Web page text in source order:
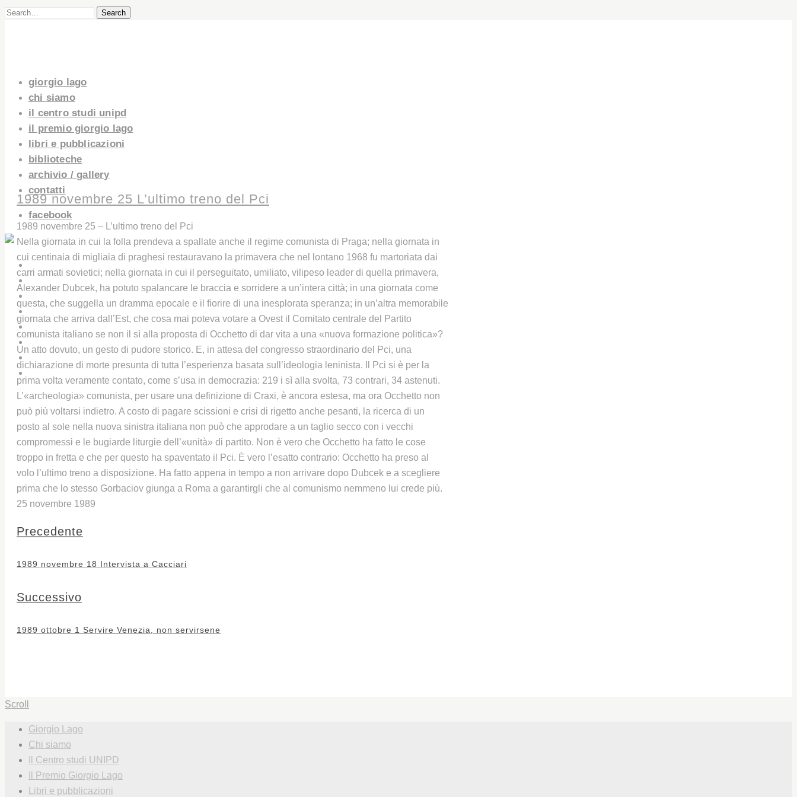
Search
giorgio lago
chi siamo
il centro studi unipd
il premio giorgio lago
libri e pubblicazioni
biblioteche
archivio / gallery
contatti
facebook
GIORGIO LAGO
IL CENTRO STUDI UNIPD
IL PREMIO GIORGIO LAGO
ARCHIVIO / GALLERY
1989 novembre 25 L’ultimo treno del Pci
1989 novembre 25 – L’ultimo treno del Pci
Nella giornata in cui la folla prendeva a spallate anche il regime comunista di Praga; nella giornata in
cui centinaia di migliaia di praghesi restauravano la primavera che nel lontano 1968 fu martoriata dai
carri armati sovietici; nella giornata in cui il perseguitato, umiliato, vilipeso leader di quella primavera,
Alexander Dubcek, ha potuto spalancare le braccia e sorridere a un’intera città; in una giornata come
questa, che suggella un dramma epocale e il fiorire di una inesplorata speranza; in un’altra memorabile
giornata che arriva dall’Est, che cosa mai poteva votare a Ovest il Comitato centrale del Partito
comunista italiano se non il sì alla proposta di Occhetto di dar vita a una «nuova formazione politica»?
Un atto dovuto, un gesto di pudore storico. E, in attesa del congresso straordinario del Pci, una
dichiarazione di morte presunta di tutta l’esperienza basata sull’ideologia leninista. Il Pci si è per la
prima volta veramente contato, come s’usa in democrazia: 219 i sì alla svolta, 73 contrari, 34 astenuti.
L’«archeologia» comunista, per usare una definizione di Craxi, è ancora estesa, ma ora Occhetto non
può più voltarsi indietro. A costo di pagare scissioni e crisi di rigetto anche pesanti, la ricerca di un
posto al sole nella nuova sinistra italiana non può che approdare a un taglio secco con i vecchi
compromessi e le bugiarde liturgie dell’«unità» di partito. Non è vero che Occhetto ha fatto le cose
troppo in fretta e che per questo ha spaventato il Pci. È vero l’esatto contrario: Occhetto ha preso al
volo l’ultimo treno a disposizione. Ha fatto appena in tempo a non arrivare dopo Dubcek e a scegliere
prima che lo stesso Gorbaciov giunga a Roma a garantirgli che al comunismo nemmeno lui crede più.
25 novembre 1989
Precedente
1989 novembre 18 Intervista a Cacciari
Successivo
1989 ottobre 1 Servire Venezia, non servirsene
Scroll
Giorgio Lago
Chi siamo
Il Centro studi UNIPD
Il Premio Giorgio Lago
Libri e pubblicazioni